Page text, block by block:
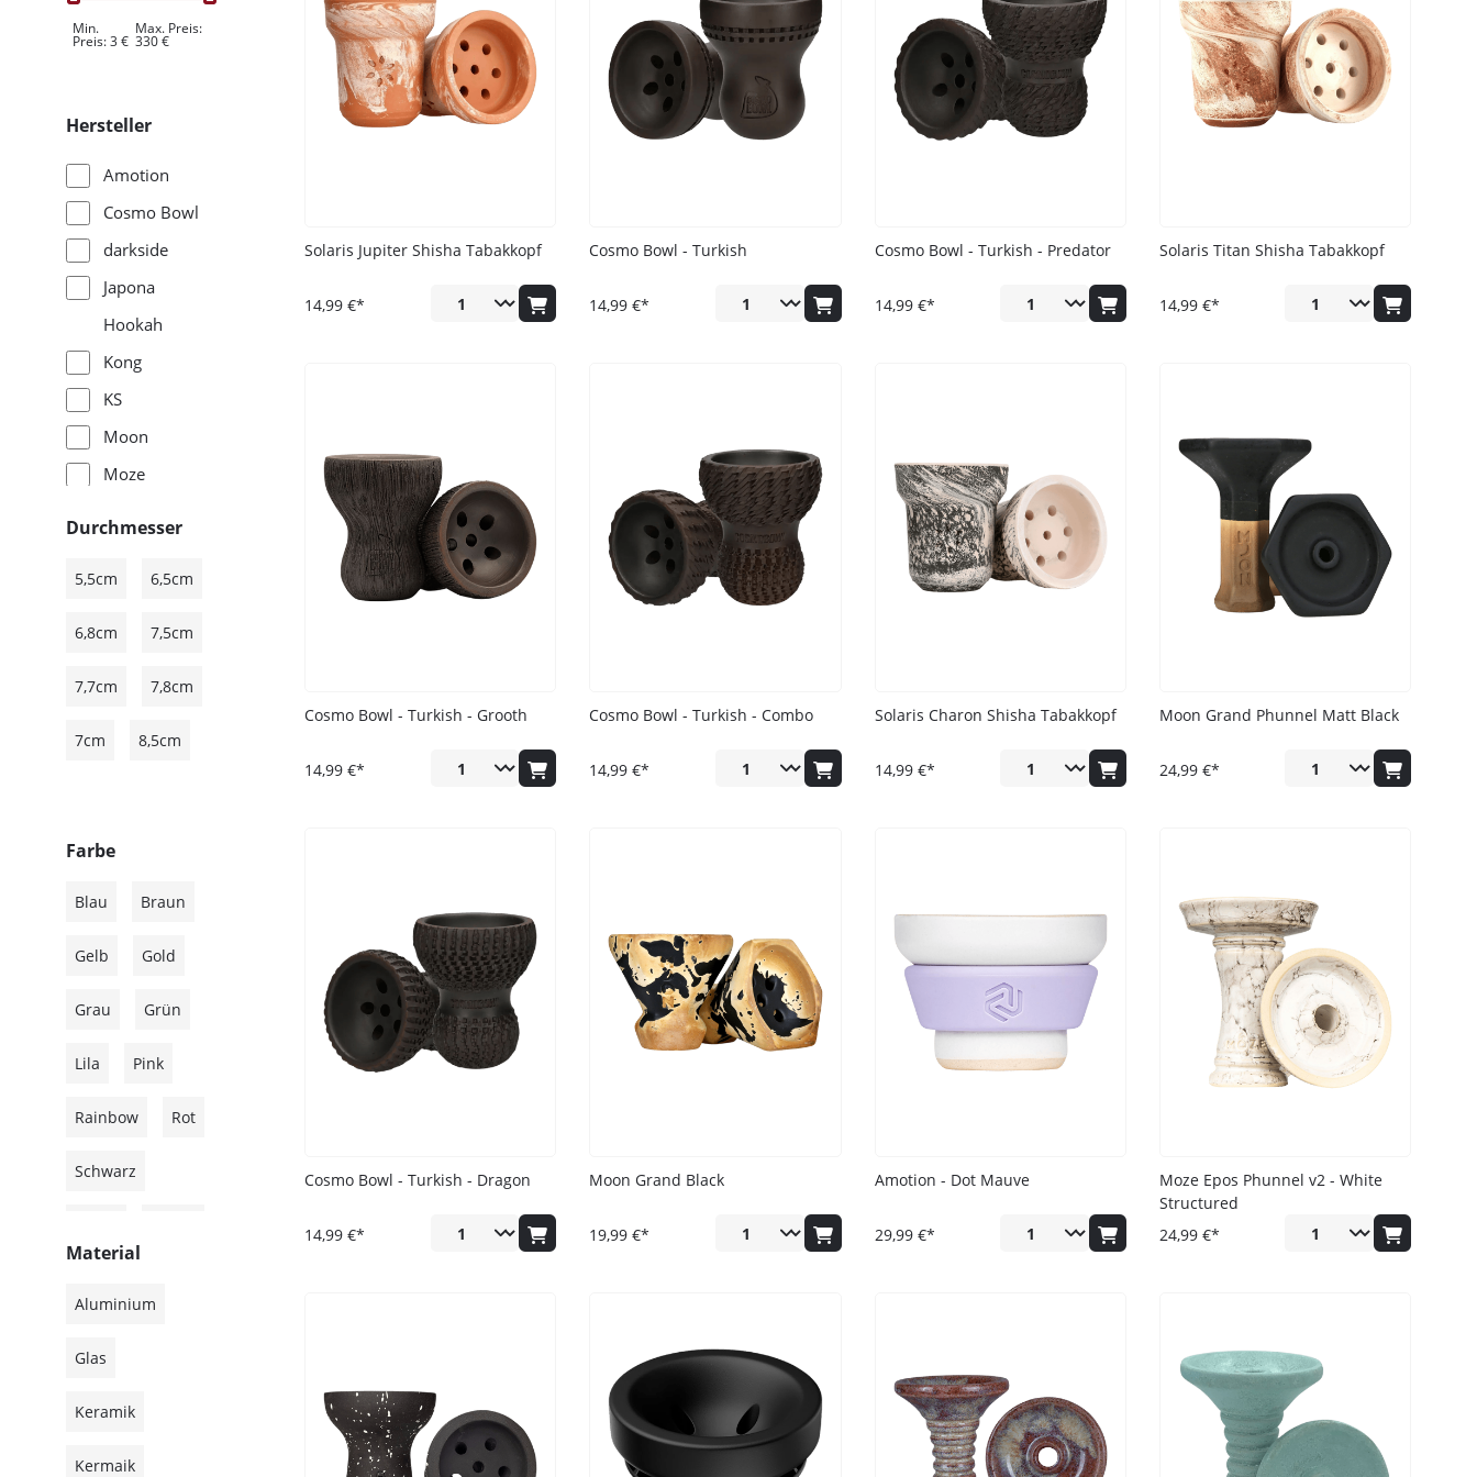
Union Hookah
Y.K.A.P.
Al Massiva
Al Waha
Anda
Aqua Mentha
Blackburn
Craftium
Darkside
Dschinni Tobacco
Electro Smog
HIDE
Jent
Nasch Tobacco
OS Tabak
Ocean
Sebero
Social Smoke
Theo
Vidavi
Oblako
Quasar
Solaris
UPG
XKAH
Reinigung
Schläuche
Schlauch Zubehör
Untersetzer
Min.
Preis:3€
Max. Preis:
330€
Hersteller
Amotion
Cosmo Bowl
darkside
Japona
Hookah
Kong
KS
Moon
Moze
Solaris
Voskurimsya
Werkbund
XKAH
Durchmesser
5,5cm 6,5cm
6,8cm 7,5cm
7,7cm 7,8cm
7cm 8,5cm
Farbe
Blau Braun
Gelb Gold
Grau Grün
Lila Pink
Rainbow Rot
Schwarz
Material
Aluminium
Glas
Keramik
Kermaik
Solaris Jupiter Shisha Tabakkopf
14,99 €*
Cosmo Bowl - Turkish
14,99 €*
Cosmo Bowl - Turkish - Predator
14,99 €*
Solaris Titan Shisha Tabakkopf
14,99 €*
Cosmo Bowl - Turkish - Grooth
14,99 €*
Cosmo Bowl - Turkish - Combo
14,99 €*
Solaris Charon Shisha Tabakkopf
14,99 €*
Moon Grand Phunnel Matt Black
24,99 €*
Cosmo Bowl - Turkish - Dragon
14,99 €*
Moon Grand Black
19,99 €*
Amotion - Dot Mauve
29,99 €*
Moze Epos Phunnel v2 - White
Structured
24,99 €*